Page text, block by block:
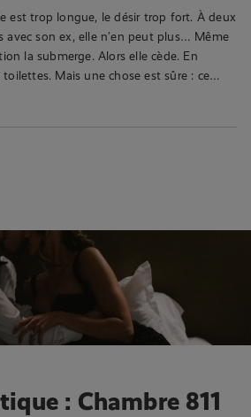
est trop longue, le désir trop fort. À deux
avec son ex, elle n’en peut plus… Même
la submerge. Alors elle cède. En
toilettes. Mais une chose est sûre : ce…
: Chambre 811